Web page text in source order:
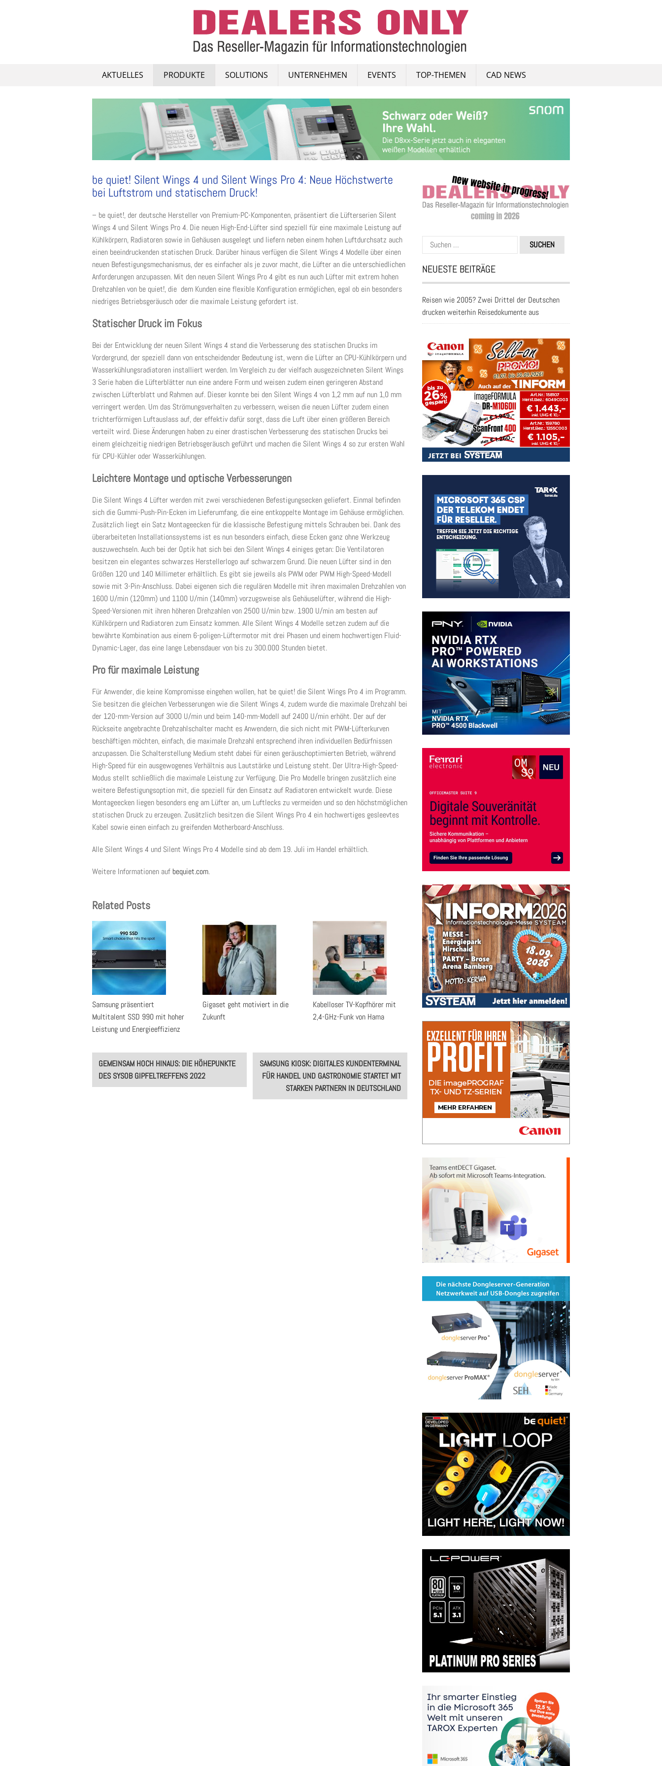
AKTUELLES PRODUKTE SOLUTIONS UNTERNEHMEN EVENTS TOP-THEMEN CAD NEWS
be quiet! Silent Wings 4 und Silent Wings Pro 4: Neue Höchstwerte
bei Luftstrom und statischem Druck!
– be quiet!, der deutsche Hersteller von Premium-PC-Komponenten, präsentiert die Lüfterserien Silent
Wings 4 und Silent Wings Pro 4. Die neuen High-End-Lüfter sind speziell für eine maximale Leistung auf
Kühlkörpern, Radiatoren sowie in Gehäusen ausgelegt und liefern neben einem hohen Luftdurchsatz auch
einen beeindruckenden statischen Druck. Darüber hinaus verfügen die Silent Wings 4 Modelle über einen
neuen Befestigungsmechanismus, der es einfacher als je zuvor macht, die Lüfter an die unterschiedlichen
Anforderungen anzupassen. Mit den neuen Silent Wings Pro 4 gibt es nun auch Lüfter mit extrem hohen
Drehzahlen von be quiet!, die dem Kunden eine flexible Konfiguration ermöglichen, egal ob ein besonders
niedriges Betriebsgeräusch oder die maximale Leistung gefordert ist.
Statischer Druck im Fokus
Bei der Entwicklung der neuen Silent Wings 4 stand die Verbesserung des statischen Drucks im
Vordergrund, der speziell dann von entscheidender Bedeutung ist, wenn die Lüfter an CPU-Kühlkörpern und
Wasserkühlungsradiatoren installiert werden. Im Vergleich zu der vielfach ausgezeichneten Silent Wings
3 Serie haben die Lüfterblätter nun eine andere Form und weisen zudem einen geringeren Abstand
zwischen Lüfterblatt und Rahmen auf. Dieser konnte bei den Silent Wings 4 von 1,2 mm auf nun 1,0 mm
verringert werden. Um das Strömungsverhalten zu verbessern, weisen die neuen Lüfter zudem einen
trichterförmigen Luftauslass auf, der effektiv dafür sorgt, dass die Luft über einen größeren Bereich
verteilt wird. Diese Änderungen haben zu einer drastischen Verbesserung des statischen Drucks bei
einem gleichzeitig niedrigen Betriebsgeräusch geführt und machen die Silent Wings 4 so zur ersten Wahl
für CPU-Kühler oder Wasserkühlungen.
Leichtere Montage und optische Verbesserungen
Die Silent Wings 4 Lüfter werden mit zwei verschiedenen Befestigungsecken geliefert. Einmal befinden
sich die Gummi-Push-Pin-Ecken im Lieferumfang, die eine entkoppelte Montage im Gehäuse ermöglichen.
Zusätzlich liegt ein Satz Montageecken für die klassische Befestigung mittels Schrauben bei. Dank des
überarbeiteten Installationssystems ist es nun besonders einfach, diese Ecken ganz ohne Werkzeug
auszuwechseln. Auch bei der Optik hat sich bei den Silent Wings 4 einiges getan: Die Ventilatoren
besitzen ein elegantes schwarzes Herstellerlogo auf schwarzem Grund. Die neuen Lüfter sind in den
Größen 120 und 140 Millimeter erhältlich. Es gibt sie jeweils als PWM oder PWM High-Speed-Modell
sowie mit 3-Pin-Anschluss. Dabei eigenen sich die regulären Modelle mit ihren maximalen Drehzahlen von
1600 U/min (120mm) und 1100 U/min (140mm) vorzugsweise als Gehäuselüfter, während die High-
Speed-Versionen mit ihren höheren Drehzahlen von 2500 U/min bzw. 1900 U/min am besten auf
Kühlkörpern und Radiatoren zum Einsatz kommen. Alle Silent Wings 4 Modelle setzen zudem auf die
bewährte Kombination aus einem 6-poligen-Lüftermotor mit drei Phasen und einem hochwertigen Fluid-
Dynamic-Lager, das eine lange Lebensdauer von bis zu 300.000 Stunden bietet.
Pro für maximale Leistung
Für Anwender, die keine Kompromisse eingehen wollen, hat be quiet! die Silent Wings Pro 4 im Programm.
Sie besitzen die gleichen Verbesserungen wie die Silent Wings 4, zudem wurde die maximale Drehzahl bei
der 120-mm-Version auf 3000 U/min und beim 140-mm-Modell auf 2400 U/min erhöht. Der auf der
Rückseite angebrachte Drehzahlschalter macht es Anwendern, die sich nicht mit PWM-Lüfterkurven
beschäftigen möchten, einfach, die maximale Drehzahl entsprechend ihren individuellen Bedürfnissen
anzupassen. Die Schalterstellung Medium steht dabei für einen geräuschoptimierten Betrieb, während
High-Speed für ein ausgewogenes Verhältnis aus Lautstärke und Leistung steht. Der Ultra-High-Speed-
Modus stellt schließlich die maximale Leistung zur Verfügung. Die Pro Modelle bringen zusätzlich eine
weitere Befestigungsoption mit, die speziell für den Einsatz auf Radiatoren entwickelt wurde. Diese
Montageecken liegen besonders eng am Lüfter an, um Luftlecks zu vermeiden und so den höchstmöglichen
statischen Druck zu erzeugen. Zusätzlich besitzen die Silent Wings Pro 4 ein hochwertiges gesleevtes
Kabel sowie einen einfach zu greifenden Motherboard-Anschluss.
Alle Silent Wings 4 und Silent Wings Pro 4 Modelle sind ab dem 19. Juli im Handel erhältlich.
Weitere Informationen auf bequiet.com.
Related Posts
Samsung präsentiert
Multitalent SSD 990 mit hoher
Leistung und Energieeffizienz
Gigaset geht motiviert in die
Zukunft
Kabelloser TV-Kopfhörer mit
2,4-GHz-Funk von Hama
Post
navigation
GEMEINSAM HOCH HINAUS: DIE HÖHEPUNKTE
DES SYSOB GIPFELTREFFENS 2022
SAMSUNG KIOSK: DIGITALES KUNDENTERMINAL
FÜR HANDEL UND GASTRONOMIE STARTET MIT
STARKEN PARTNERN IN DEUTSCHLAND
Suchen
nach:
NEUESTE BEITRÄGE
Reisen wie 2005? Zwei Drittel der Deutschen
drucken weiterhin Reisedokumente aus